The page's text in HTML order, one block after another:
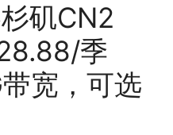
矶CN2
季
宽，可选